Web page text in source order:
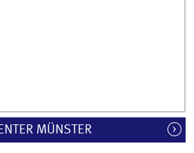
MÜNSTER